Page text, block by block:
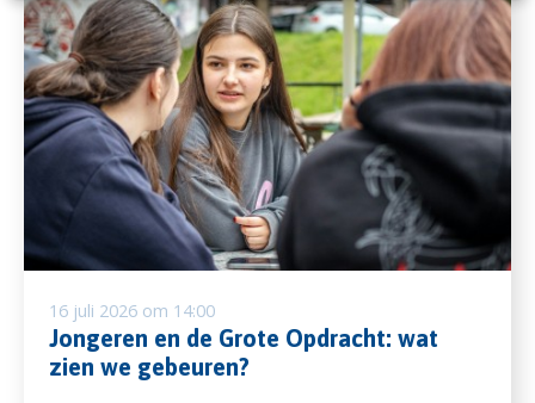
16 juli 2026 om 14:00
Jongeren en de Grote Opdracht: wat
zien we gebeuren?